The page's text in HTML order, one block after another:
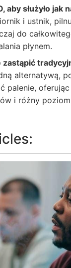
aby służyło jak
i ustnik,
do
płynem.
zastąpić
alternatywą,
palenie,
i różny